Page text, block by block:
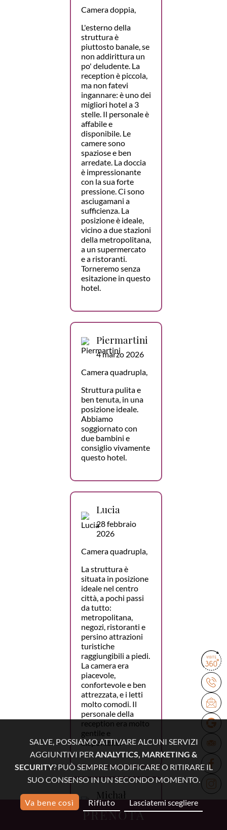
PRENOTA
Camera doppia,
L'esterno della
struttura è
piuttosto banale, se
non addirittura un
po' deludente. La
reception è piccola,
ma non fatevi
ingannare: è uno dei
migliori hotel a 3
stelle. Il personale è
affabile e
disponibile. Le
camere sono
spaziose e ben
arredate. La doccia
è impressionante
con la sua forte
pressione. Ci sono
asciugamani a
sufficienza. La
posizione è ideale,
vicino a due stazioni
della metropolitana,
a un supermercato
e a ristoranti.
Torneremo senza
esitazione in questo
hotel.
Piermartini
4 marzo 2026
Camera quadrupla,
Struttura pulita e
ben tenuta, in una
posizione ideale.
Abbiamo
soggiornato con
due bambini e
consiglio vivamente
questo hotel.
Lucia
28 febbraio
2026
Camera quadrupla,
La struttura è
situata in posizione
ideale nel centro
città, a pochi passi
da tutto:
metropolitana,
negozi, ristoranti e
persino attrazioni
turistiche
raggiungibili a piedi.
La camera era
piacevole,
confortevole e ben
attrezzata, e i letti
molto comodi. Il
personale della
reception era molto
gentile e
disponibile.
Michał
15 febbraio
2026
SALVE, POSSIAMO ATTIVARE ALCUNI SERVIZI
AGGIUNTIVI PER ANALYTICS, MARKETING &
SECURITY? PUÒ SEMPRE MODIFICARE O RITIRARE IL
SUO CONSENSO IN UN SECONDO MOMENTO.
Va bene così Rifiuto Lasciatemi scegliere